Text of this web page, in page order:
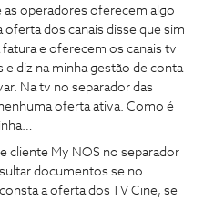
operadores oferecem algo
dos canais disse que sim
e oferecem os canais tv
diz na minha gestão de conta
Na tv no separador das
oferta ativa. Como é
cliente My NOS no separador
documentos se no
a oferta dos TV Cine, se